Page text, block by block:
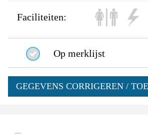
Faciliteiten:
Op merklijst
GEGEVENS CORRIGEREN /